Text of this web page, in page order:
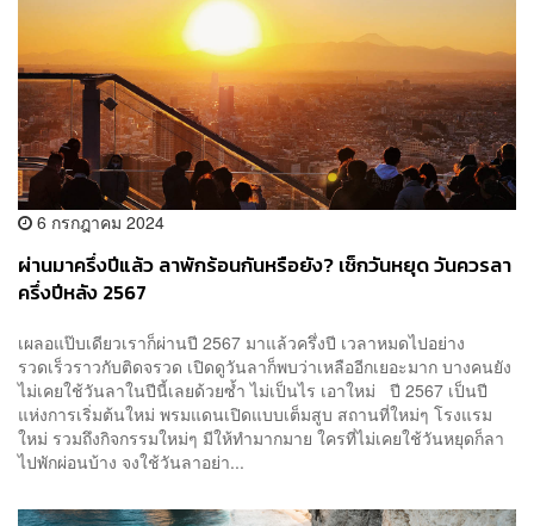
6 กรกฎาคม 2024
ผ่านมาครึ่งปีแล้ว ลาพักร้อนกันหรือยัง? เช็กวันหยุด วันควรลา
ครึ่งปีหลัง 2567
เผลอแป๊บเดียวเราก็ผ่านปี 2567 มาแล้วครึ่งปี เวลาหมดไปอย่าง
รวดเร็วราวกับติดจรวด เปิดดูวันลาก็พบว่าเหลืออีกเยอะมาก บางคนยัง
ไม่เคยใช้วันลาในปีนี้เลยด้วยซ้ำ ไม่เป็นไร เอาใหม่ ปี 2567 เป็นปี
แห่งการเริ่มต้นใหม่ พรมแดนเปิดแบบเต็มสูบ สถานที่ใหม่ๆ โรงแรม
ใหม่ รวมถึงกิจกรรมใหม่ๆ มีให้ทำมากมาย ใครที่ไม่เคยใช้วันหยุดก็ลา
ไปพักผ่อนบ้าง จงใช้วันลาอย่า...